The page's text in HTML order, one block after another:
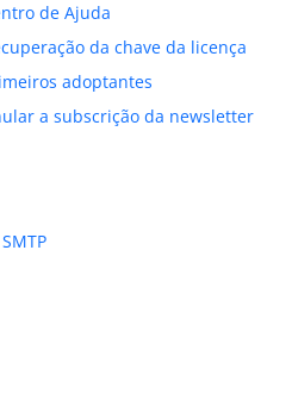
de Ajuda
da chave da licença
adoptantes
a subscrição da newsletter